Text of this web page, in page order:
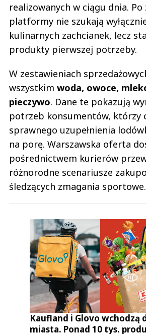
realizowanych w ciągu dnia.
platformy nie szukają
kulinarnych zachcianek, lecz
produkty pierwszej potrzeby.
W zestawieniach
wszystkim woda, owoce,
pieczywo. Dane te pokazują
potrzeb konsumentów, którzy
sprawnego uzupełnienia
na porę. Warszawska oferta
pośrednictwem kurierów
różnorodne scenariusze
śledzących zmagania sportowe.
Kaufland i Glovo wchodzą
miasta. Ponad 10 tys.